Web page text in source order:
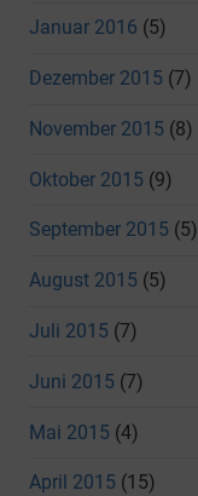
Januar 2016 (5)
Dezember 2015 (7)
November 2015 (8)
Oktober 2015 (9)
September 2015 (5)
August 2015 (5)
Juli 2015 (7)
Juni 2015 (7)
Mai 2015 (4)
April 2015 (15)